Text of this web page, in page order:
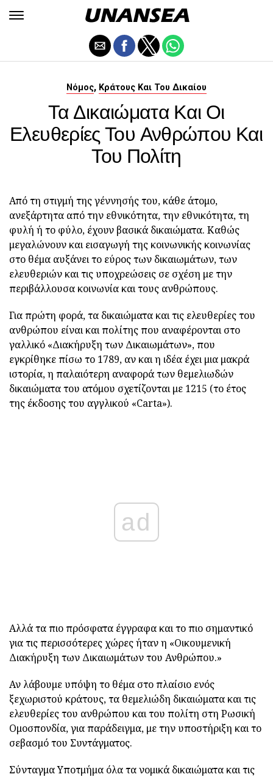
Νόμος, Κράτους Και Του Δικαίου
Τα Δικαιώματα Και Οι
Ελευθερίες Του Ανθρώπου Και
Του Πολίτη
Από τη στιγμή της γέννησής του, κάθε άτομο,
ανεξάρτητα από την εθνικότητα, την εθνικότητα, τη
φυλή ή το φύλο, έχουν βασικά δικαιώματα. Καθώς
μεγαλώνουν και εισαγωγή της κοινωνικής κοινωνίας
στο θέμα αυξάνει το εύρος των δικαιωμάτων, των
ελευθεριών και τις υποχρεώσεις σε σχέση με την
περιβάλλουσα κοινωνία και τους ανθρώπους.
Για πρώτη φορά, τα δικαιώματα και τις ελευθερίες του
ανθρώπου είναι και πολίτης που αναφέρονται στο
γαλλικό «Διακήρυξη των Δικαιωμάτων», που
εγκρίθηκε πίσω το 1789, αν και η ιδέα έχει μια μακρά
ιστορία, η παλαιότερη αναφορά των θεμελιωδών
δικαιώματα του ατόμου σχετίζονται με 1215 (το έτος
της έκδοσης του αγγλικού «Carta»).
ad
Αλλά τα πιο πρόσφατα έγγραφα και το πιο σημαντικό
για τις περισσότερες χώρες ήταν η «Οικουμενική
Διακήρυξη των Δικαιωμάτων του Ανθρώπου.»
Αν λάβουμε υπόψη το θέμα στο πλαίσιο ενός
ξεχωριστού κράτους, τα θεμελιώδη δικαιώματα και τις
ελευθερίες του ανθρώπου και του πολίτη στη Ρωσική
Ομοσπονδία, για παράδειγμα, με την υποστήριξη και το
σεβασμό του Συντάγματος.
Σύνταγμα Υποτμήμα όλα τα νομικά δικαιώματα και τις